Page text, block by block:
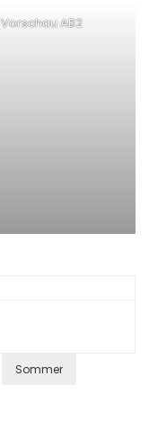
Vorschau AB2
Sommer